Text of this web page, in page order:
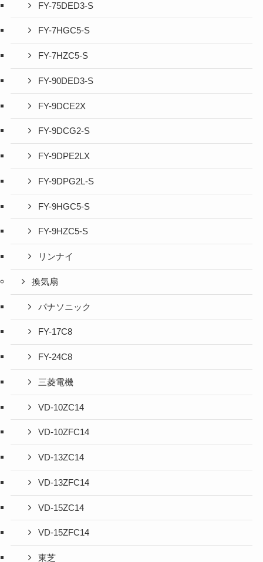
FY-75DED3-S
FY-7HGC5-S
FY-7HZC5-S
FY-90DED3-S
FY-9DCE2X
FY-9DCG2-S
FY-9DPE2LX
FY-9DPG2L-S
FY-9HGC5-S
FY-9HZC5-S
リンナイ
換気扇
パナソニック
FY-17C8
FY-24C8
三菱電機
VD-10ZC14
VD-10ZFC14
VD-13ZC14
VD-13ZFC14
VD-15ZC14
VD-15ZFC14
東芝